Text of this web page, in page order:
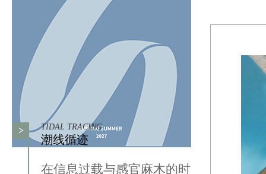
> TIDAL TRACING
潮线循迹
在信息过载与感官麻木的时